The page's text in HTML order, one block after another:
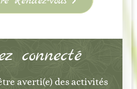
connecté
averti(e) des activités